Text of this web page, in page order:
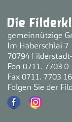
gemeinnützige
Im Haberschlai 7
70794
Fon 0711. 7703 0
Fax 0711. 7703
Folgen Sie der